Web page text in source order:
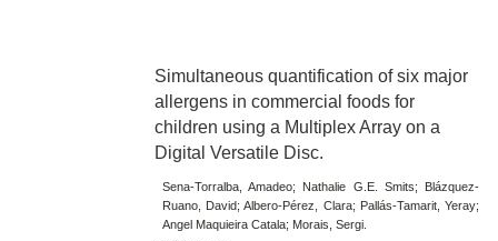
Simultaneous quantification of six major
allergens in commercial foods for
children using a Multiplex Array on a
Digital Versatile Disc.
Sena-Torralba, Amadeo; Nathalie G.E. Smits; Blázquez-
Ruano, David; Albero-Pérez, Clara; Pallás-Tamarit, Yeray;
Angel Maquieira Catala; Morais, Sergi.